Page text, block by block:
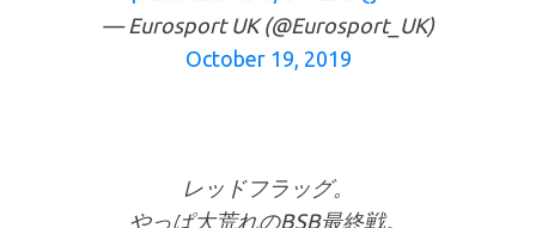
— Eurosport UK (@Eurosport_UK)
October 19, 2019
レッドフラッグ。
やっぱ大荒れのBSB最終戦。